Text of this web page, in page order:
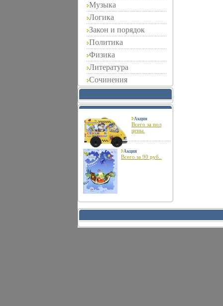
Музыка
Логика
Закон и порядок
Политика
Физика
Литература
Сочинения
Акция
Всего за пол
цены.
Акция
Всего за 90 руб..